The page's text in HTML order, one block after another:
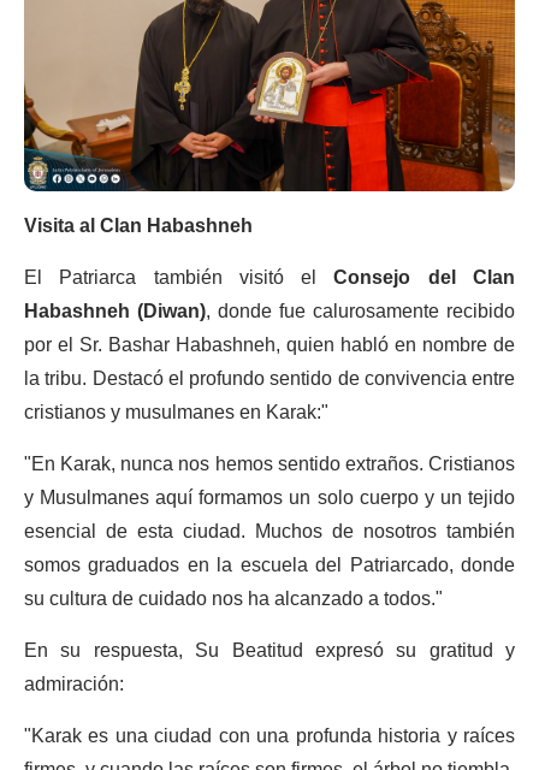
Visita al Clan Habashneh
El Patriarca también visitó elConsejo del Clan
Habashneh (Diwan), donde fue calurosamente recibido
por el Sr. Bashar Habashneh, quien habló en nombre de
la tribu. Destacó el profundo sentido de convivencia entre
cristianos y musulmanes en Karak:"
"En Karak, nunca nos hemos sentido extraños. Cristianos
y Musulmanes aquí formamos un solo cuerpo y un tejido
esencial de esta ciudad. Muchos de nosotros también
somos graduados en la escuela del Patriarcado, donde
su cultura de cuidado nos ha alcanzado a todos."
En su respuesta, Su Beatitud expresó su gratitud y
admiración:
"Karak es una ciudad con una profunda historia y raíces